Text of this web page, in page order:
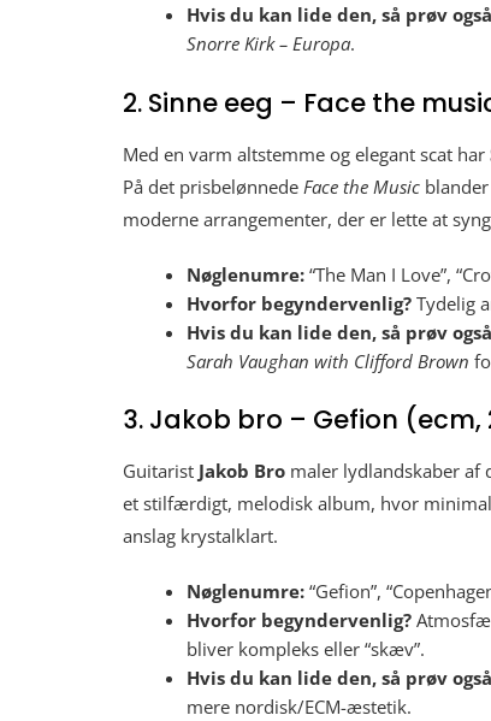
Hvis du kan lide den, så prøv
Snorre Kirk – Europa.
2. Sinne eeg – Face the
Med en varm altstemme og elegant scat har
På det prisbelønnede Face the Music
moderne arrangementer, der er lette at
Nøglenumre: “The Man I Love”,
Hvorfor begyndervenlig? Tydelig
Hvis du kan lide den, så prøv
Sarah Vaughan with Clifford Brown
3. Jakob bro – Gefion (ecm,
Guitarist Jakob Bro maler lydlandskaber af
et stilfærdigt, melodisk album, hvor
anslag krystalklart.
Nøglenumre: “Gefion”,
Hvorfor begyndervenlig?
bliver kompleks eller “skæv”.
Hvis du kan lide den, så prøv
mere nordisk/ECM-æstetik.